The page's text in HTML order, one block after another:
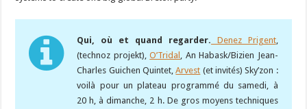
Qui, où et quand regarder. Denez Prigent,
(technoz projekt),O’Tridal
, An Habask/Bizien Jean-
Charles Guichen Quintet,Arvest (et invités) Sky’zon :
voilà pour un plateau programmé du samedi, à
20 h, à dimanche, 2 h. De gros moyens techniques